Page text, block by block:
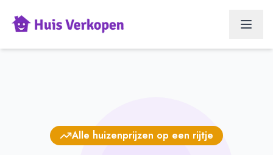
Alle huizenprijzen op een rijtje